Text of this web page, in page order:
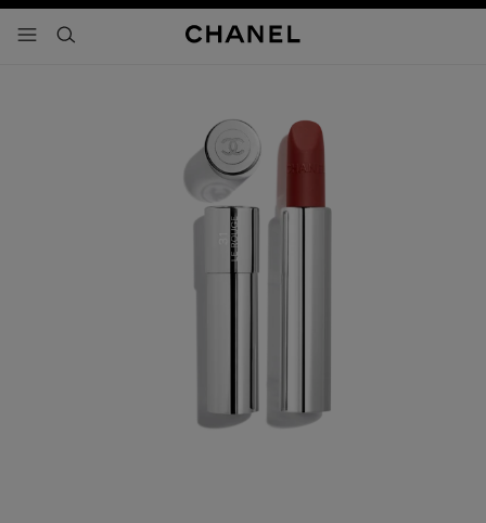
- navegación principal
buscar